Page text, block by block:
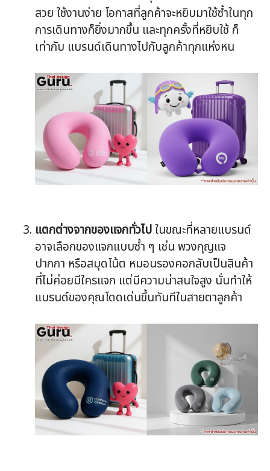
สวย ใช้งานง่าย โอกาสที่ลูกค้าจะหยิบมาใช้ซ้ำในทุก
การเดินทางก็ยิ่งมากขึ้น และทุกครั้งที่หยิบใช้ ก็
เท่ากับ แบรนด์เดินทางไปกับลูกค้าทุกแห่งหน
แตกต่างจากของแจกทั่วไปในขณะที่หลายแบรนด์
อาจเลือกของแจกแบบซ้ำ ๆ เช่น พวงกุญแจ
ปากกา หรือสมุดโน้ต หมอนรองคอกลับเป็นสินค้า
ที่ไม่ค่อยมีใครแจก แต่มีความน่าสนใจสูง นั่นทำให้
แบรนด์ของคุณโดดเด่นขึ้นทันทีในสายตาลูกค้า